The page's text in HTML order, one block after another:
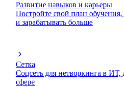
Развитие навыков и карьеры
Постройте свой план обучения,
и зарабатывать больше
Сетка
Соцсеть для нетворкинга в
сфере